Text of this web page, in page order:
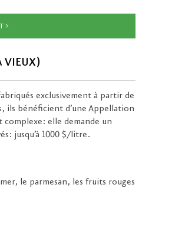
VIEUX)
exclusivement à partir de
ils bénéficient d’une Appellation
elle demande un
jusqu’à 1000 $/litre.
le parmesan, les fruits rouges